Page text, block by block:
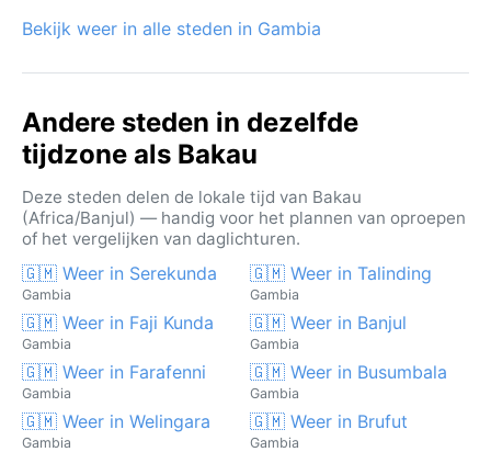
Bekijk weer in alle steden in Gambia
Andere steden in dezelfde
tijdzone als Bakau
Deze steden delen de lokale tijd van Bakau
(Africa/Banjul) — handig voor het plannen van oproepen
of het vergelijken van daglichturen.
🇬🇲 Weer in Serekunda
Gambia
🇬🇲 Weer in Talinding
Gambia
🇬🇲 Weer in Faji Kunda
Gambia
🇬🇲 Weer in Banjul
Gambia
🇬🇲 Weer in Farafenni
Gambia
🇬🇲 Weer in Busumbala
Gambia
🇬🇲 Weer in Welingara
Gambia
🇬🇲 Weer in Brufut
Gambia